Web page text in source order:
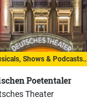
Shows & Podcasts..
Poetentaler
Theater